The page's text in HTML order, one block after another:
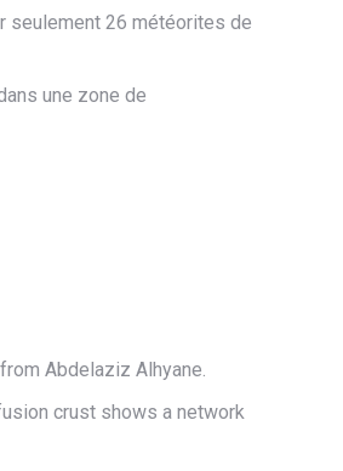
seulement 26 météorites de
une zone de
Abdelaziz Alhyane.
crust shows a network